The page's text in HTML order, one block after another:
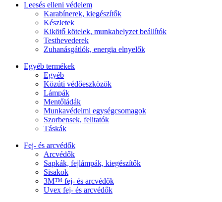
Leesés elleni védelem
Karabínerek, kiegészítők
Készletek
Kikötő kötelek, munkahelyzet beállítók
Testhevederek
Zuhanásgátlók, energia elnyelők
Egyéb termékek
Egyéb
Közúti védőeszközök
Lámpák
Mentőládák
Munkavédelmi egységcsomagok
Szorbensek, felitatók
Táskák
Fej- és arcvédők
Arcvédők
Sapkák, fejlámpák, kiegészítők
Sisakok
3M™ fej- és arcvédők
Uvex fej- és arcvédők